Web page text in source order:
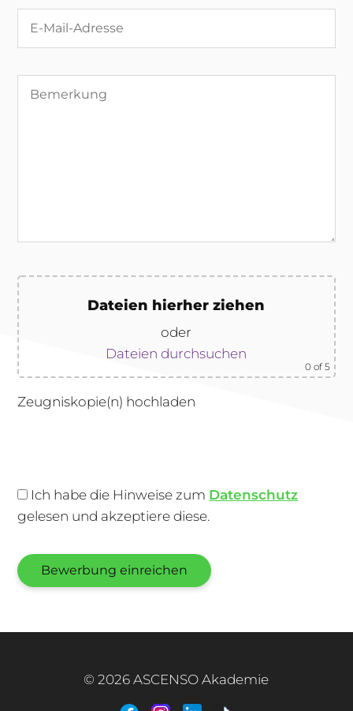
+49 170 222 77 66 Infotag
Dateien hierher ziehen
oder
Dateien durchsuchen
0of 5
Zeugniskopie(n) hochladen
Ich habe die Hinweise zum Datenschutz
gelesen und akzeptiere diese.
Bewerbung einreichen
© 2026 ASCENSO Akademie